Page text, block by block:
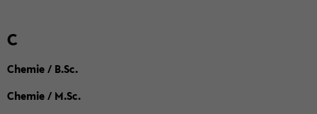
C
Chemie / B.Sc.
Chemie / M.Sc.